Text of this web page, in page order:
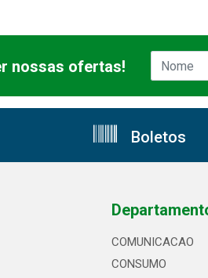
nossas ofertas!
Boletos
COMUNICACAO
CONSUMO